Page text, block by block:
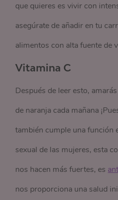
que quieres es vivir con
asegúrate de añadir en tu
alimentos con alta fuente de
Vitamina C
Después de leer esto,
de naranja cada mañana
también cumple una función
sexual de las mujeres, esta
nos hacen más fuertes, es
nos proporciona una salud